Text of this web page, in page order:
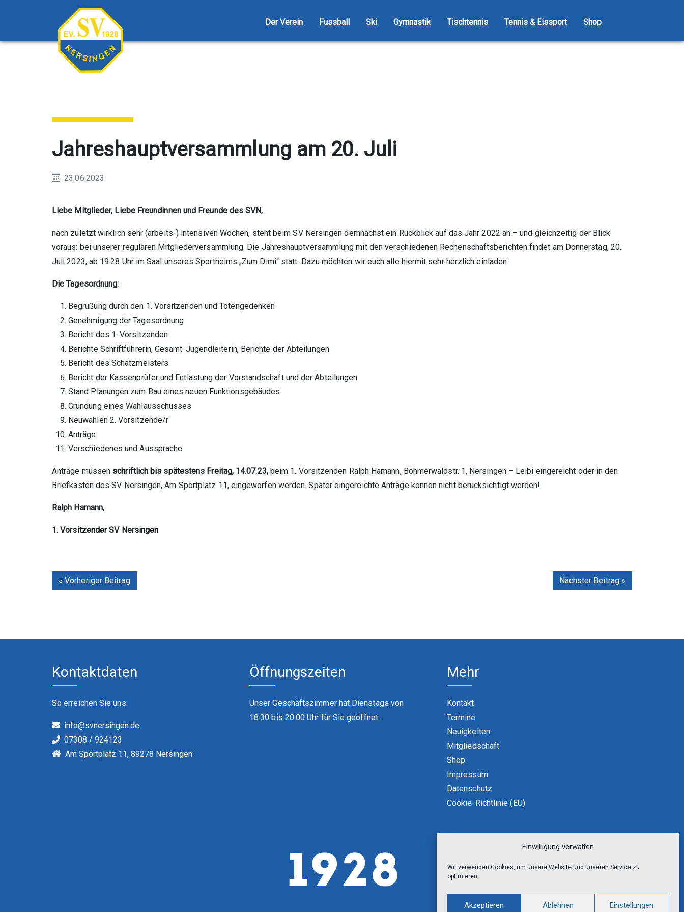
Einwilligung verwalten
Wir verwenden Cookies, um unsere Website und unseren Service zu
optimieren.
Akzeptieren Ablehnen Einstellungen
Der Verein Fussball Ski Gymnastik Tischtennis Tennis & Eissport Shop
Jahreshauptversammlung am 20. Juli
23.06.2023
Liebe Mitglieder, Liebe Freundinnen und Freunde des SVN,
nach zuletzt wirklich sehr (arbeits-) intensiven Wochen, steht beim SV Nersingen demnächst ein Rückblick auf das Jahr 2022 an – und gleichzeitig der Blick
voraus: bei unserer regulären Mitgliederversammlung. Die Jahreshauptversammlung mit den verschiedenen Rechenschaftsberichten findet am Donnerstag, 20.
Juli 2023, ab 19.28 Uhr im Saal unseres Sportheims „Zum Dimi“ statt. Dazu möchten wir euch alle hiermit sehr herzlich einladen.
Die Tagesordnung:
Begrüßung durch den 1. Vorsitzenden und Totengedenken
Genehmigung der Tagesordnung
Bericht des 1. Vorsitzenden
Berichte Schriftführerin, Gesamt-Jugendleiterin, Berichte der Abteilungen
Bericht des Schatzmeisters
Bericht der Kassenprüfer und Entlastung der Vorstandschaft und der Abteilungen
Stand Planungen zum Bau eines neuen Funktionsgebäudes
Gründung eines Wahlausschusses
Neuwahlen 2. Vorsitzende/r
Anträge
Verschiedenes und Aussprache
Anträge müssen schriftlich bis spätestens Freitag, 14.07.23,beim 1. Vorsitzenden Ralph Hamann, Böhmerwaldstr. 1, Nersingen – Leibi eingereicht oder in den
Briefkasten des SV Nersingen, Am Sportplatz 11, eingeworfen werden. Später eingereichte Anträge können nicht berücksichtigt werden!
Ralph Hamann,
1. Vorsitzender SV Nersingen
« Vorheriger Beitrag Nächster Beitrag »
Kontaktdaten
So erreichen Sie uns:
info@svnersingen.de
07308 / 924123
Am Sportplatz 11, 89278 Nersingen
Öffnungszeiten
Unser Geschäftszimmer hat Dienstags von
18:30 bis 20:00 Uhr für Sie geöffnet.
Mehr
Kontakt
Termine
Neuigkeiten
Mitgliedschaft
Shop
Impressum
Datenschutz
Cookie-Richtlinie (EU)